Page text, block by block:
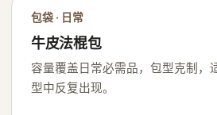
包袋 · 日常
牛皮法棍包
容量覆盖日常必需品，包型克制，
型中反复出现。